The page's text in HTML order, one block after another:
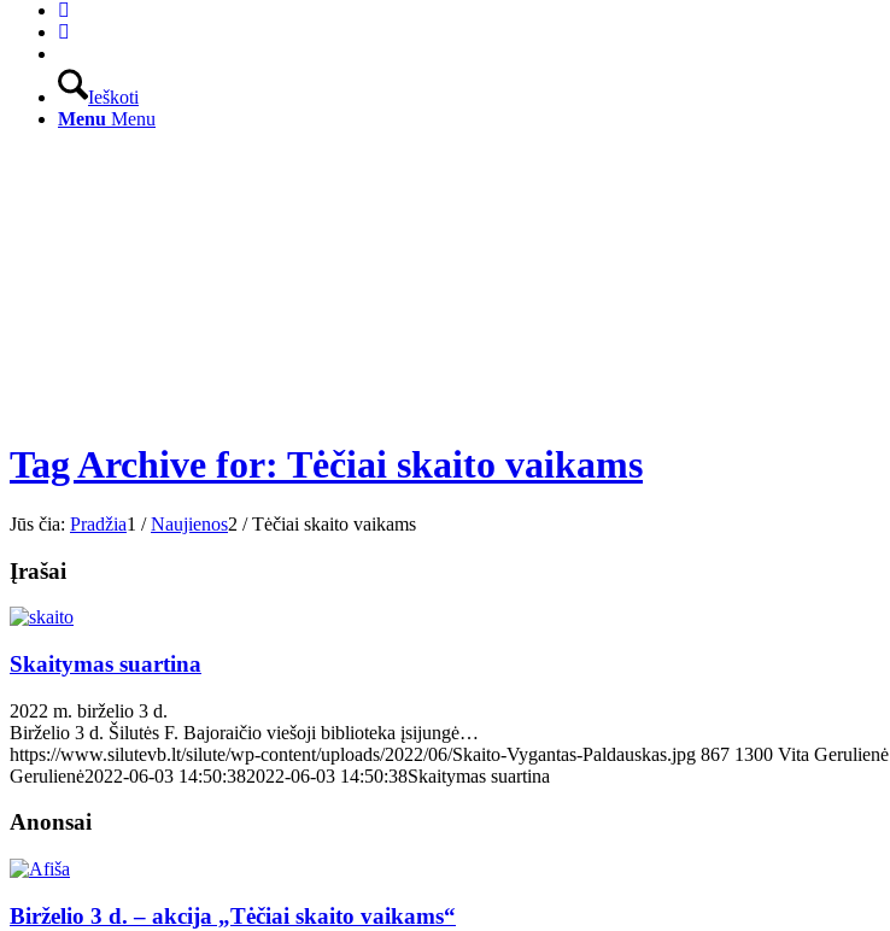
Ieškoti
Menu Menu
Tag Archive for: Tėčiai skaito vaikams
Jūs čia: Pradžia1 / Naujienos2 / Tėčiai skaito vaikams
Įrašai
Skaitymas suartina
2022 m. birželio 3 d.
Birželio 3 d. Šilutės F. Bajoraičio viešoji biblioteka įsijungė…
https://www.silutevb.lt/silute/wp-content/uploads/2022/06/Skaito-Vygantas-Paldauskas.jpg 867 1300 Vita Gerulienė
Gerulienė2022-06-03 14:50:382022-06-03 14:50:38Skaitymas suartina
Anonsai
Birželio 3 d. – akcija „Tėčiai skaito vaikams“